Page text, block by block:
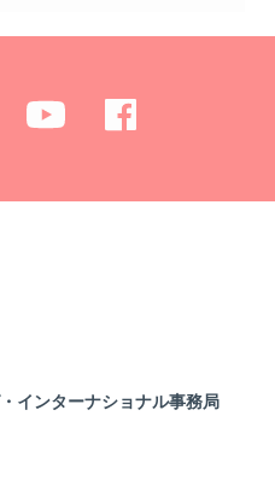
インターナショナル事務局